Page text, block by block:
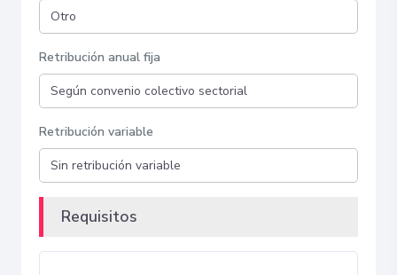
Retribución anual fija
Retribución variable
Requisitos